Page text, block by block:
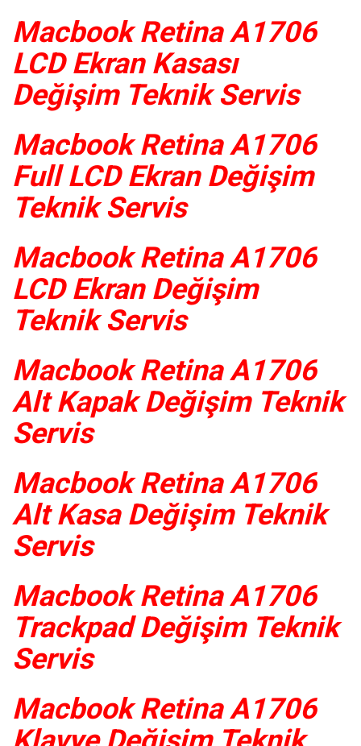
Macbook Retina A1706
LCD Ekran Kasası
Değişim Teknik Servis
Macbook Retina A1706
Full LCD Ekran Değişim
Teknik Servis
Macbook Retina A1706
LCD Ekran Değişim
Teknik Servis
Macbook Retina A1706
Alt Kapak Değişim Teknik
Servis
Macbook Retina A1706
Alt Kasa Değişim Teknik
Servis
Macbook Retina A1706
Trackpad Değişim Teknik
Servis
Macbook Retina A1706